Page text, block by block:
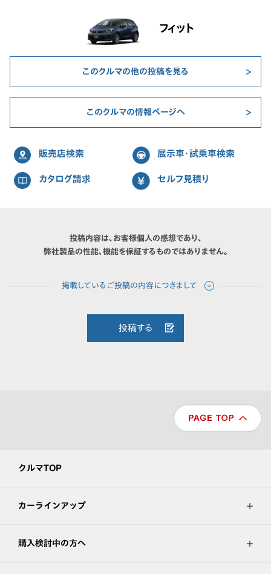
フィット
このクルマの他の投稿を見る
このクルマの情報ページへ
販売店検索 展示車・試乗車検索
カタログ請求 セルフ見積り
投稿内容は、お客様個人の感想であり、
弊社製品の性能、機能を保証するものではありません。
投稿する
クルマTOP
カーラインアップ
購入検討中の方へ